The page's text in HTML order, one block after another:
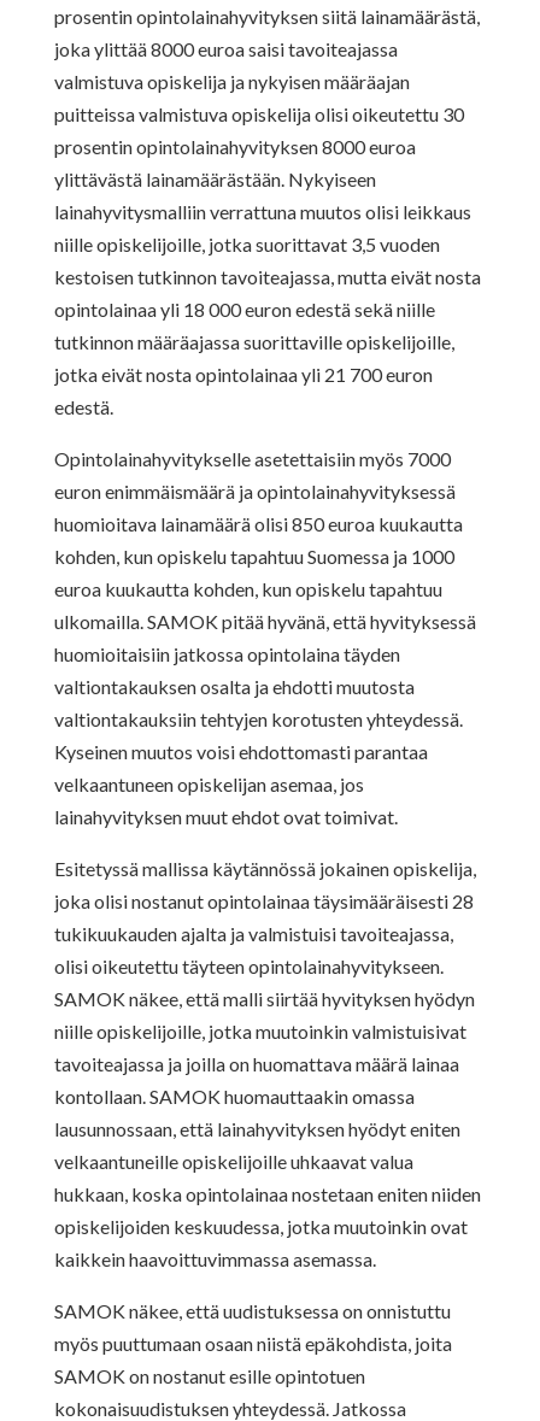
prosentin opintolainahyvityksen siitä lainamäärästä,
joka ylittää 8000 euroa saisi tavoiteajassa
valmistuva opiskelija ja nykyisen määräajan
puitteissa valmistuva opiskelija olisi oikeutettu 30
prosentin opintolainahyvityksen 8000 euroa
ylittävästä lainamäärästään. Nykyiseen
lainahyvitysmalliin verrattuna muutos olisi leikkaus
niille opiskelijoille, jotka suorittavat 3,5 vuoden
kestoisen tutkinnon tavoiteajassa, mutta eivät nosta
opintolainaa yli 18 000 euron edestä sekä niille
tutkinnon määräajassa suorittaville opiskelijoille,
jotka eivät nosta opintolainaa yli 21 700 euron
edestä.
Opintolainahyvitykselle asetettaisiin myös 7000
euron enimmäismäärä ja opintolainahyvityksessä
huomioitava lainamäärä olisi 850 euroa kuukautta
kohden, kun opiskelu tapahtuu Suomessa ja 1000
euroa kuukautta kohden, kun opiskelu tapahtuu
ulkomailla. SAMOK pitää hyvänä, että hyvityksessä
huomioitaisiin jatkossa opintolaina täyden
valtiontakauksen osalta ja ehdotti muutosta
valtiontakauksiin tehtyjen korotusten yhteydessä.
Kyseinen muutos voisi ehdottomasti parantaa
velkaantuneen opiskelijan asemaa, jos
lainahyvityksen muut ehdot ovat toimivat.
Esitetyssä mallissa käytännössä jokainen opiskelija,
joka olisi nostanut opintolainaa täysimääräisesti 28
tukikuukauden ajalta ja valmistuisi tavoiteajassa,
olisi oikeutettu täyteen opintolainahyvitykseen.
SAMOK näkee, että malli siirtää hyvityksen hyödyn
niille opiskelijoille, jotka muutoinkin valmistuisivat
tavoiteajassa ja joilla on huomattava määrä lainaa
kontollaan. SAMOK huomauttaakin omassa
lausunnossaan, että lainahyvityksen hyödyt eniten
velkaantuneille opiskelijoille uhkaavat valua
hukkaan, koska opintolainaa nostetaan eniten niiden
opiskelijoiden keskuudessa, jotka muutoinkin ovat
kaikkein haavoittuvimmassa asemassa.
SAMOK näkee, että uudistuksessa on onnistuttu
myös puuttumaan osaan niistä epäkohdista, joita
SAMOK on nostanut esille opintotuen
kokonaisuudistuksen yhteydessä. Jatkossa